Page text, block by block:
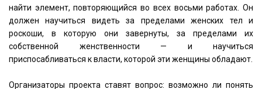
найти элемент, повторяющийся во всех восьми работах. Он
должен научиться видеть за пределами женских тел и
роскоши, в которую они завернуты, за пределами их
собственной женственности — и научиться
приспосабливаться к власти, которой эти женщины обладают.
Организаторы проекта ставят вопрос: возможно ли понять